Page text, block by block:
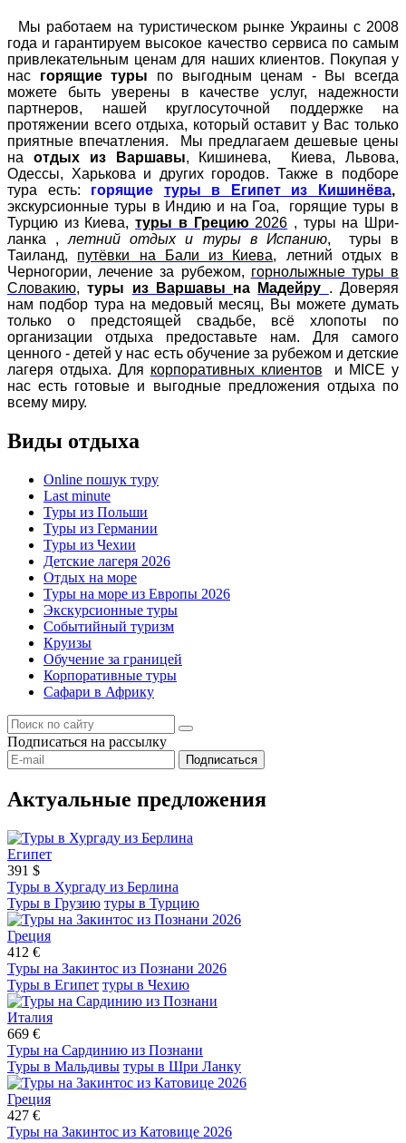
Мы работаем на туристическом рынке Украины с 2008
года и гарантируем высокое качество сервиса по самым
привлекательным ценам для наших клиентов. Покупая у
нас горящие туры по выгодным ценам - Вы всегда
можете быть уверены в качестве услуг, надежности
партнеров, нашей круглосуточной поддержке на
протяжении всего отдыха, который оставит у Вас только
приятные впечатления. Мы предлагаем дешевые цены
на отдых из Варшавы, Кишинева, Киева, Львова,
Одессы, Харькова и других городов. Также в подборе
тура есть: горящие туры в Египет из Кишинёва,
экскурсионные туры в Индию и на Гоа, горящие туры в
Турцию из Киева,туры в Грецию2026 , туры на Шри-
ланка ,летний отдых и туры в Испанию, туры в
Таиланд, путёвки на Бали из Киева, летний отдых в
Черногории, лечение за рубежом, горнолыжные туры в
Словакию,туры из Варшавы на Мадейру . Доверяя
нам подбор тура на медовый месяц, Вы можете думать
только о предстоящей свадьбе, всё хлопоты по
организации отдыха предоставьте нам. Для самого
ценного - детей у нас есть обучение за рубежом и детские
лагеря отдыха. Для корпоративных клиентов и MICE у
нас есть готовые и выгодные предложения отдыха по
всему миру.
Виды отдыха
Online пошук туру
Last minute
Туры из Польши
Туры из Германии
Туры из Чехии
Детские лагеря 2026
Отдых на море
Туры на море из Европы 2026
Экскурсионные туры
Событийный туризм
Круизы
Обучение за границей
Корпоративные туры
Сафари в Африку
Подписаться на рассылку
Подписаться
Актуальные предложения
Египет
391 $
Туры в Хургаду из Берлина
Туры в Грузию туры в Турцию
Греция
412 €
Туры на Закинтос из Познани 2026
Туры в Египет туры в Чехию
Италия
669 €
Туры на Сардинию из Познани
Туры в Мальдивы туры в Шри Ланку
Греция
427 €
Туры на Закинтос из Катовице 2026